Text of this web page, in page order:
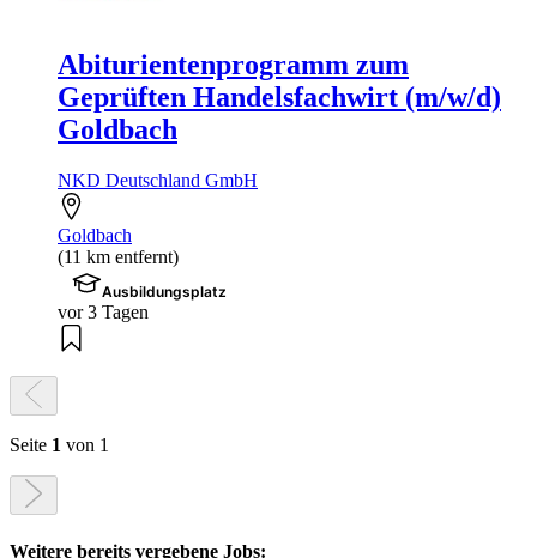
Abiturientenprogramm zum
Geprüften Handelsfachwirt (m/w/d)
Goldbach
NKD Deutschland GmbH
Goldbach
(11 km entfernt)
Ausbildungsplatz
vor 3 Tagen
Seite 1 von 1
Weitere bereits vergebene Jobs: